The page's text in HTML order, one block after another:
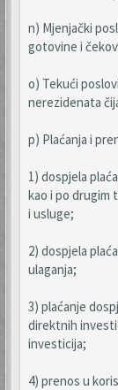
n) Mjenjački
gotovine i
o) Tekući
nerezidenata
p) Plaćanja i
1) dospjela
kao i po drugim
i usluge;
2) dospjela
ulaganja;
3) plaćanje
direktnih
investicija;
4) prenos u